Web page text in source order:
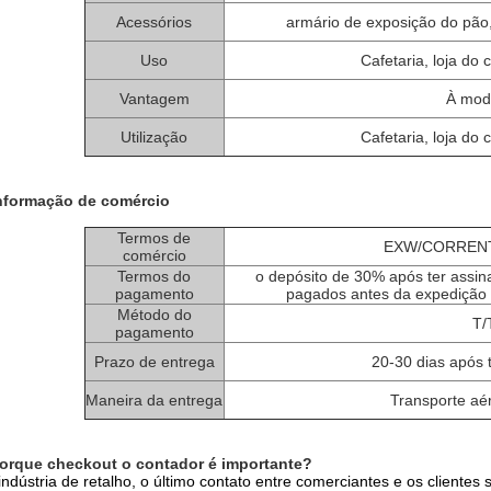
Acessórios armário de exposição do
Uso Cafetaria, loja do
Vantagem À
Utilização Cafetaria, loja do
de comércio
Termos de
comércio
EXW/
Termos do
pagamento
o depósito de 30% após ter
pagados antes da
Método do
pagamento
T/
Prazo de entrega 20-30 dias após
Maneira da entrega Transporte
checkout o contador é importante?
de retalho, o último contato entre comerciantes e os